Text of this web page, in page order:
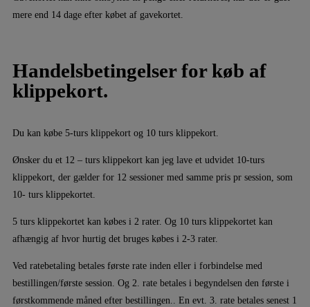
mere end 14 dage efter købet af gavekortet.
Handelsbetingelser for køb af
klippekort.
Du kan købe 5-turs klippekort og 10 turs klippekort.
Ønsker du et 12 – turs klippekort kan jeg lave et udvidet 10-turs
klippekort, der gælder for 12 sessioner med samme pris pr session, som
10- turs klippekortet.
5 turs klippekortet kan købes i 2 rater. Og 10 turs klippekortet kan
afhængig af hvor hurtig det bruges købes i 2-3 rater.
Ved ratebetaling betales første rate inden eller i forbindelse med
bestillingen/første session. Og 2. rate betales i begyndelsen den første i
førstkommende måned efter bestillingen.. En evt. 3. rate betales senest 1